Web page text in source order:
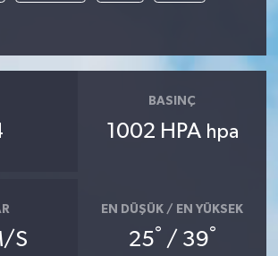
BASINÇ
1002 HPA hpa
S
EN DÜŞÜK / EN YÜKSEK
25° / 39°